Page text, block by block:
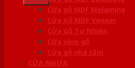
Cửa gỗ MDF Melamine
Cửa Gỗ MDF Veneer
Cửa Gỗ Tự Nhiên
Cửa vòm gỗ
Cửa gỗ nhà tắm
CỬA NHỰA